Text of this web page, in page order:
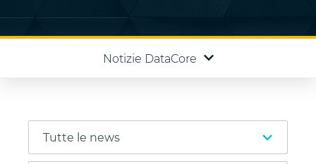
Notizie DataCore